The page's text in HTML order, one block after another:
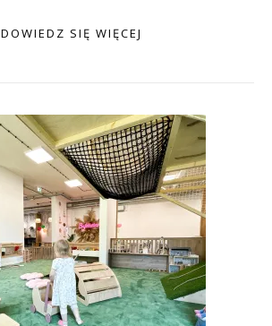
DOWIEDZ SIĘ WIĘCEJ